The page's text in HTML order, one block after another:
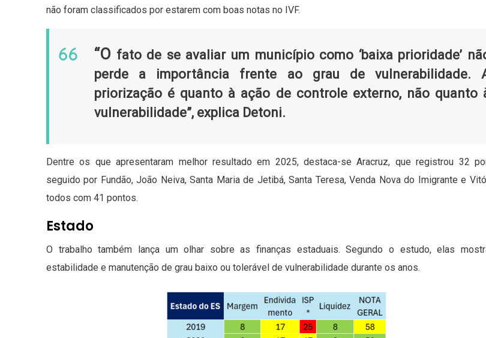
não foram classificados por estarem com boas notas no IVF.
“O fato de se avaliar um município como ‘baixa prioridade’
perde a importância frente ao grau de vulnerabilidade.
priorização é quanto à ação de controle externo, não quanto
vulnerabilidade”, explica Detoni.
Dentre os que apresentaram melhor resultado em 2025, destaca-se Aracruz, que registrou 32
seguido por Fundão, João Neiva, Santa Maria de Jetibá, Santa Teresa, Venda Nova do Imigrante e
todos com 41 pontos.
Estado
O trabalho também lança um olhar sobre as finanças estaduais. Segundo o estudo, elas
estabilidade e manutenção de grau baixo ou tolerável de vulnerabilidade durante os anos.